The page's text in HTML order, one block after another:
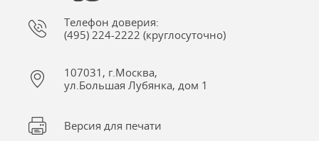
Телефон доверия:
(495) 224-2222 (круглосуточно)
107031, г.Москва,
ул.Большая Лубянка, дом 1
Версия для печати